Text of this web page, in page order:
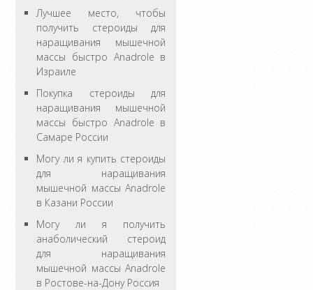
Лучшее место, чтобы
получить стероиды для
наращивания мышечной
массы быстро Anadrole в
Израиле
Покупка стероиды для
наращивания мышечной
массы быстро Anadrole в
Самаре России
Могу ли я купить стероиды
для наращивания
мышечной массы Anadrole
в Казани России
Могу ли я получить
анаболический стероид
для наращивания
мышечной массы Anadrole
в Ростове-на-Дону Россия